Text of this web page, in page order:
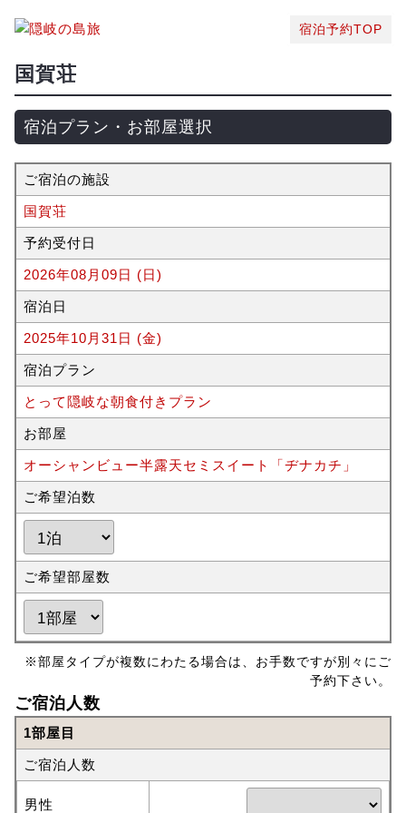
宿泊予約TOP
国賀荘
宿泊プラン・お部屋選択
ご宿泊の施設
国賀荘
予約受付日
2026年08月09日 (日)
宿泊日
2025年10月31日 (金)
宿泊プラン
とって隠岐な朝食付きプラン
お部屋
オーシャンビュー半露天セミスイート「ヂナカチ」
ご希望泊数
ご希望部屋数
※部屋タイプが複数にわたる場合は、お手数ですが別々にご
予約下さい。
ご宿泊人数
1部屋目
ご宿泊人数
男性